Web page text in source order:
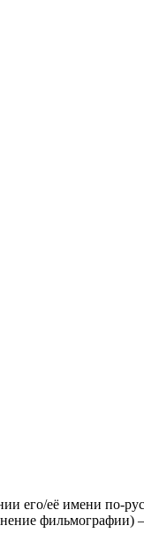
его/её имени по-
фильмографии) –